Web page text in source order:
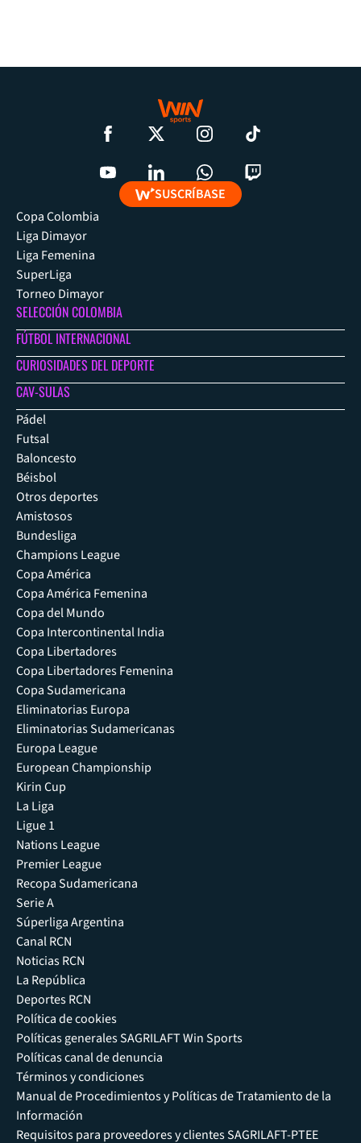
SUSCRÍBASE
Copa Colombia
Liga Dimayor
Liga Femenina
SuperLiga
Torneo Dimayor
SELECCIÓN COLOMBIA
FÚTBOL INTERNACIONAL
CURIOSIDADES DEL DEPORTE
CAV-SULAS
Pádel
Futsal
Baloncesto
Béisbol
Otros deportes
Amistosos
Bundesliga
Champions League
Copa América
Copa América Femenina
Copa del Mundo
Copa Intercontinental India
Copa Libertadores
Copa Libertadores Femenina
Copa Sudamericana
Eliminatorias Europa
Eliminatorias Sudamericanas
Europa League
European Championship
Kirin Cup
La Liga
Ligue 1
Nations League
Premier League
Recopa Sudamericana
Serie A
Súperliga Argentina
Canal RCN
Noticias RCN
La República
Deportes RCN
Política de cookies
Políticas generales SAGRILAFT Win Sports
Políticas canal de denuncia
Términos y condiciones
Manual de Procedimientos y Políticas de Tratamiento de la
Información
Requisitos para proveedores y clientes SAGRILAFT-PTEE